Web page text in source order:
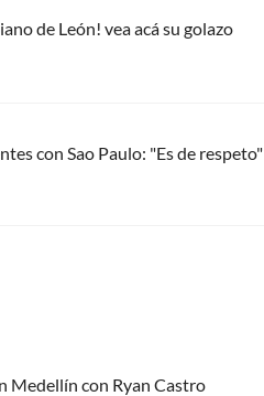
de León! vea acá su golazo
con Sao Paulo: "Es de respeto"
Medellín con Ryan Castro